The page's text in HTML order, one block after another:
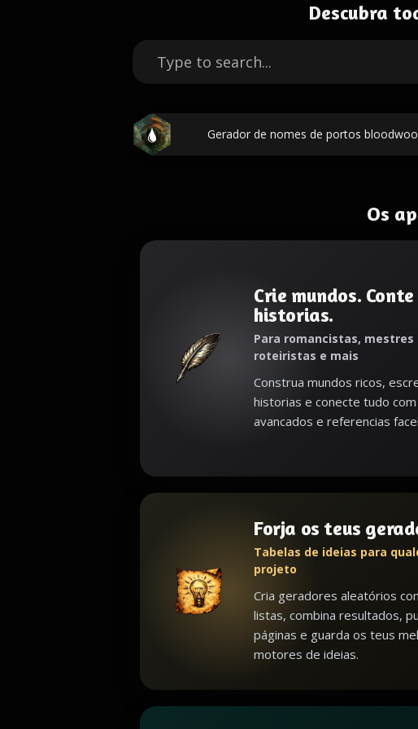
Descubra
Gerador de nomes de portos
Os
Crie mundos. Conte
historias.
Para romancistas, mestres
roteiristas e mais
Construa mundos ricos,
historias e conecte tudo com
avancados e referencias
Forja os teus
Tabelas de ideias para
projeto
Cria geradores aleatórios
listas, combina resultados,
páginas e guarda os teus
motores de ideias.